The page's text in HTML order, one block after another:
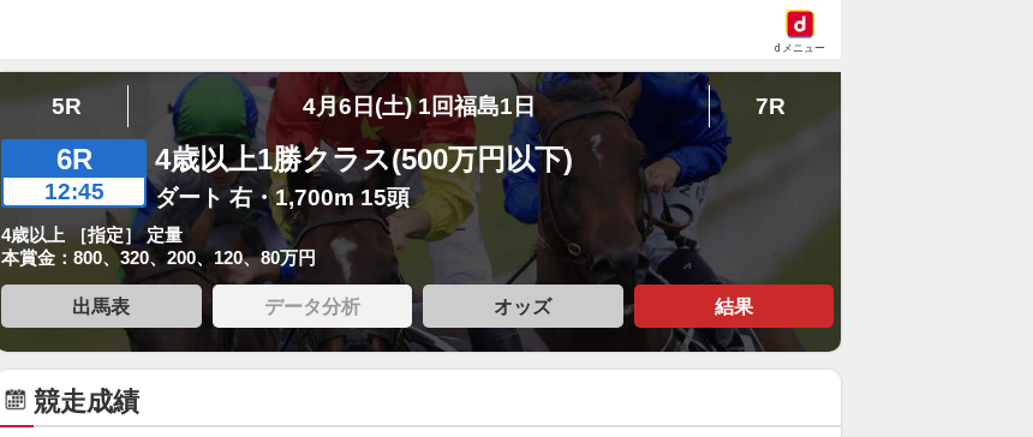
dメニュー
5R 4月6日(土) 1回福島1日 7R
6R
12:45
4歳以上1勝クラス(500万円以下)
ダート 右・1,700m 15頭
4歳以上 ［指定］ 定量
本賞金：800、320、200、120、80万円
出馬表 データ分析 オッズ 結果
競走成績